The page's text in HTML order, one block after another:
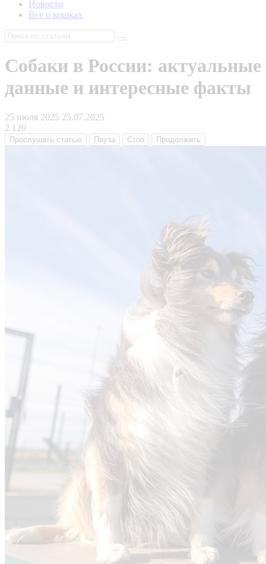
Новости
Все о кошках
Собаки в России: актуальные
данные и интересные факты
25 июля 2025 25.07.2025
2 120
Прослушать статью Пауза Стоп Продолжить